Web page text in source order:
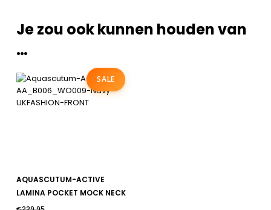
Je zou ook kunnen houden van
…
SALE
BEKIJK
product
heeft
meerdere
AQUASCUTUM-ACTIVE
LAMINA POCKET MOCK NECK